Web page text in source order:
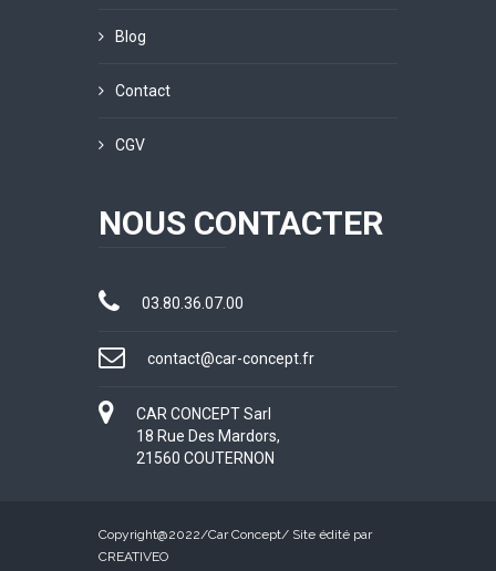
Blog
Contact
CGV
NOUS CONTACTER
03.80.36.07.00
contact@car-concept.fr
CAR CONCEPT Sarl
18 Rue Des Mardors,
21560 COUTERNON
Copyright@2022/Car Concept/ Site édité par
CREATIVEO